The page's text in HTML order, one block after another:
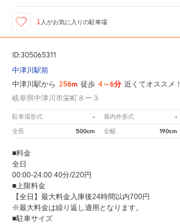
1 人がお気に入りの駐車場
ID:305065311
中津川駅前
中津川駅から 256m 徒歩 4～6分 近くてオススメ！
岐阜県中津川市栄町８ー３
駐車場形式 - 屋内外形式 -
全長 500cm 全幅 190cm
■料金
全日
00:00-24:00 40分/220円
■上限料金
【全日】最大料金入庫後24時間以内700円
※最大料金は繰り返し適用となります。
■駐車サイズ